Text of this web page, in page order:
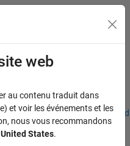
Adresses de nos bureaux
du menu
web
au contenu traduit dans
et voir les événements et les
nous vous recommandons
United States.